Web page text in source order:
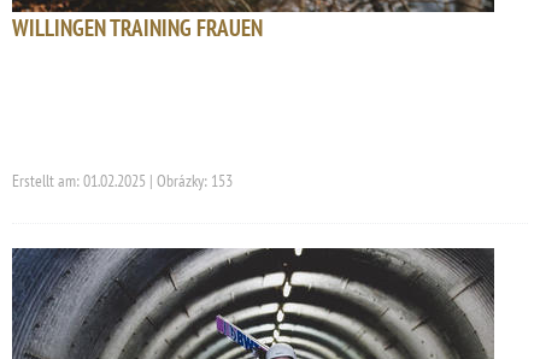
WILLINGEN TRAINING FRAUEN
Erstellt am: 01.02.2025 | Obrázky: 153